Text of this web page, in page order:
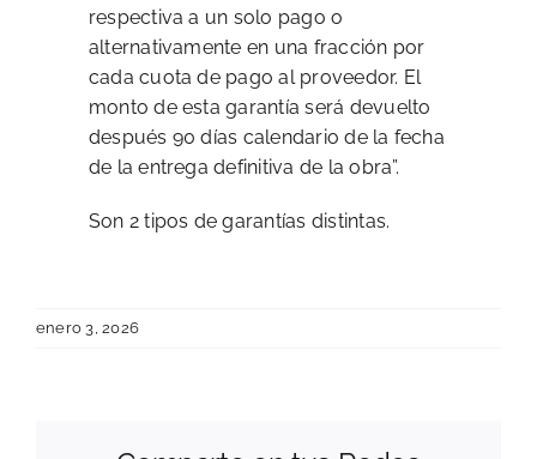
respectiva a un solo pago o
alternativamente en una fracción por
cada cuota de pago al proveedor. El
monto de esta garantía será devuelto
después 90 días calendario de la fecha
de la entrega definitiva de la obra”.
Son 2 tipos de garantías distintas.
enero 3, 2026
📌